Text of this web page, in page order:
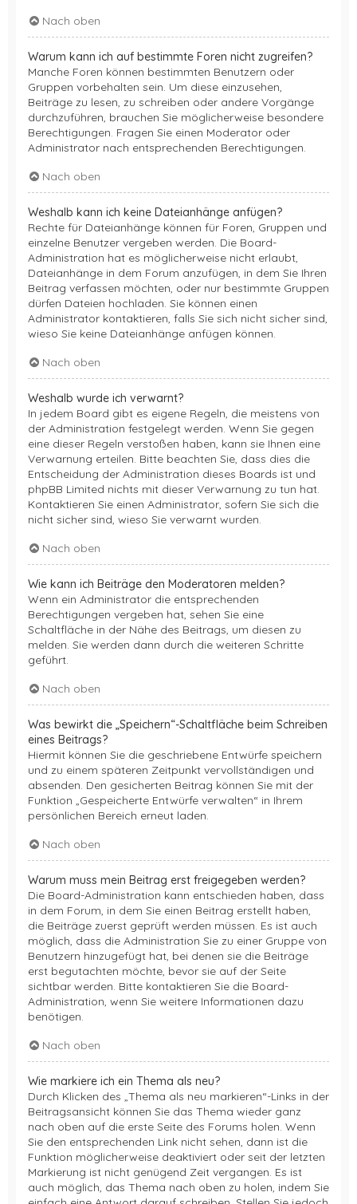
Nach oben
Warum kann ich auf bestimmte Foren nicht zugreifen?
Manche Foren können bestimmten Benutzern oder
Gruppen vorbehalten sein. Um diese einzusehen,
Beiträge zu lesen, zu schreiben oder andere Vorgänge
durchzuführen, brauchen Sie möglicherweise besondere
Berechtigungen. Fragen Sie einen Moderator oder
Administrator nach entsprechenden Berechtigungen.
Nach oben
Weshalb kann ich keine Dateianhänge anfügen?
Rechte für Dateianhänge können für Foren, Gruppen und
einzelne Benutzer vergeben werden. Die Board-
Administration hat es möglicherweise nicht erlaubt,
Dateianhänge in dem Forum anzufügen, in dem Sie Ihren
Beitrag verfassen möchten, oder nur bestimmte Gruppen
dürfen Dateien hochladen. Sie können einen
Administrator kontaktieren, falls Sie sich nicht sicher sind,
wieso Sie keine Dateianhänge anfügen können.
Nach oben
Weshalb wurde ich verwarnt?
In jedem Board gibt es eigene Regeln, die meistens von
der Administration festgelegt werden. Wenn Sie gegen
eine dieser Regeln verstoßen haben, kann sie Ihnen eine
Verwarnung erteilen. Bitte beachten Sie, dass dies die
Entscheidung der Administration dieses Boards ist und
phpBB Limited nichts mit dieser Verwarnung zu tun hat.
Kontaktieren Sie einen Administrator, sofern Sie sich die
nicht sicher sind, wieso Sie verwarnt wurden.
Nach oben
Wie kann ich Beiträge den Moderatoren melden?
Wenn ein Administrator die entsprechenden
Berechtigungen vergeben hat, sehen Sie eine
Schaltfläche in der Nähe des Beitrags, um diesen zu
melden. Sie werden dann durch die weiteren Schritte
geführt.
Nach oben
Was bewirkt die „Speichern“-Schaltfläche beim Schreiben
eines Beitrags?
Hiermit können Sie die geschriebene Entwürfe speichern
und zu einem späteren Zeitpunkt vervollständigen und
absenden. Den gesicherten Beitrag können Sie mit der
Funktion „Gespeicherte Entwürfe verwalten“ in Ihrem
persönlichen Bereich erneut laden.
Nach oben
Warum muss mein Beitrag erst freigegeben werden?
Die Board-Administration kann entschieden haben, dass
in dem Forum, in dem Sie einen Beitrag erstellt haben,
die Beiträge zuerst geprüft werden müssen. Es ist auch
möglich, dass die Administration Sie zu einer Gruppe von
Benutzern hinzugefügt hat, bei denen sie die Beiträge
erst begutachten möchte, bevor sie auf der Seite
sichtbar werden. Bitte kontaktieren Sie die Board-
Administration, wenn Sie weitere Informationen dazu
benötigen.
Nach oben
Wie markiere ich ein Thema als neu?
Durch Klicken des „Thema als neu markieren“-Links in der
Beitragsansicht können Sie das Thema wieder ganz
nach oben auf die erste Seite des Forums holen. Wenn
Sie den entsprechenden Link nicht sehen, dann ist die
Funktion möglicherweise deaktiviert oder seit der letzten
Markierung ist nicht genügend Zeit vergangen. Es ist
auch möglich, das Thema nach oben zu holen, indem Sie